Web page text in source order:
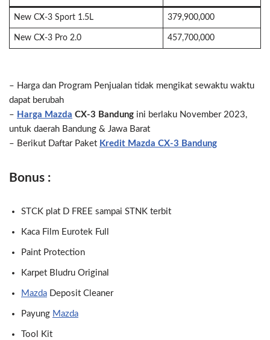
New CX-3 Sport 1.5L 379,900,000
New CX-3 Pro 2.0 457,700,000
– Harga dan Program Penjualan tidak mengikat sewaktu waktu
dapat berubah
– Harga Mazda CX-3 Bandung ini berlaku November 2023,
untuk daerah Bandung & Jawa Barat
– Berikut Daftar Paket Kredit Mazda CX-3 Bandung
Bonus :
STCK plat D FREE sampai STNK terbit
Kaca Film Eurotek Full
Paint Protection
Karpet Bludru Original
Mazda Deposit Cleaner
Payung Mazda
Tool Kit